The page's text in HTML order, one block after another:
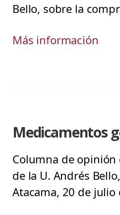
Bello, sobre la
Más información
Medicamentos
Columna de opinión
de la U. Andrés
Atacama, 20 de julio